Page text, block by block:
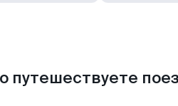
путешествуете